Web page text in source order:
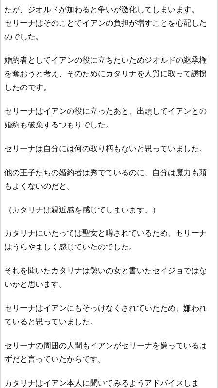
たが、ジオルドが加わると争いが激化してしまいます。
セリーナはそのことでイアンの負担が増すことを心配した
のでした。
婚約者としてイアンの役に立ちたいためジオルドの継承権
を奪おうと考え、そのためにカタリナを人質に取って誘拐
したのです。
セリーナはイアンの役に立ったあと、出頭してイアンとの
婚約も破棄するつもりでした。
セリーナは自分には何の取り柄もないと思っていました。
他の王子たちの婚約者は秀でているのに、自分は魔力も頭
もよくないのだと。
（カタリナは親近感を感じてしまいます。）
カタリナにいたっては聖女と噂されているため、セリーナ
はうらやましく感じていたのでした。
それを聞いたカタリナは勢いの女と書いたセイジョではな
いかと思います。
セリーナはイアンにもそっけなくされていたため、嫌われ
ていると思っていました。
セリーナの周囲の人間もイアンがセリーナを嫌っているは
ずだと言っていたからです。
カタリナはイアン本人に聞いてみるようアドバイスしま